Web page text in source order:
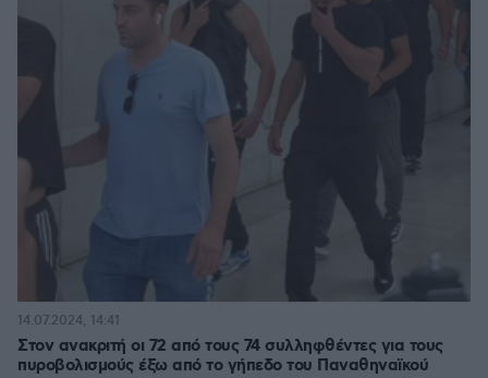
Στον ανακριτή οι 72 από τους 74 συλληφθέντες για τους
πυροβολισμούς έξω από το γήπεδο του Παναθηναϊκού
14.07.2024, 14:41